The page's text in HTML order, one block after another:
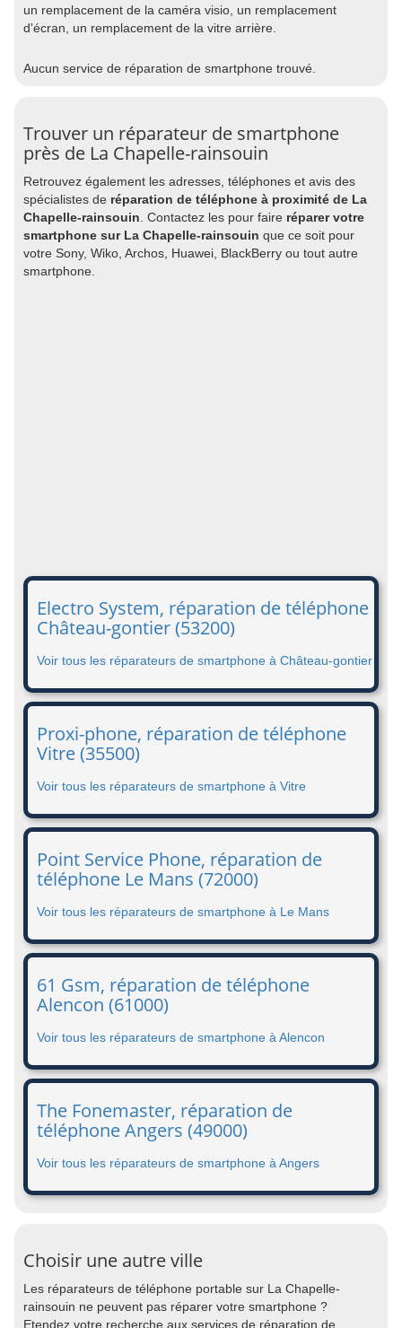
un remplacement de la caméra visio, un remplacement
d'écran, un remplacement de la vitre arrière.
Aucun service de réparation de smartphone trouvé.
Trouver un réparateur de smartphone
près de La Chapelle-rainsouin
Retrouvez également les adresses, téléphones et avis des
spécialistes de réparation de téléphone à proximité de La
Chapelle-rainsouin . Contactez les pour faire réparer votre
smartphone sur La Chapelle-rainsouin que ce soit pour
votre Sony, Wiko, Archos, Huawei, BlackBerry ou tout autre
smartphone.
Electro System, réparation de téléphone
Château-gontier (53200)
Voir tous les réparateurs de smartphone à Château-gontier
Proxi-phone, réparation de téléphone
Vitre (35500)
Voir tous les réparateurs de smartphone à Vitre
Point Service Phone, réparation de
téléphone Le Mans (72000)
Voir tous les réparateurs de smartphone à Le Mans
61 Gsm, réparation de téléphone
Alencon (61000)
Voir tous les réparateurs de smartphone à Alencon
The Fonemaster, réparation de
téléphone Angers (49000)
Voir tous les réparateurs de smartphone à Angers
Choisir une autre ville
Les réparateurs de téléphone portable sur La Chapelle-
rainsouin ne peuvent pas réparer votre smartphone ?
Etendez votre recherche aux services de réparation de